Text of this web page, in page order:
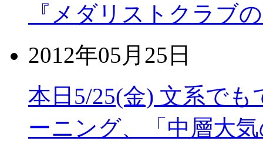
『メダリストクラブ
2012年05月25日
本日5/25(金) 文系で
ーニング、「中層大